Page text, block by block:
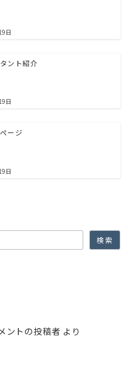
日
ント紹介
日
ージ
日
検索
ントの投稿者 より